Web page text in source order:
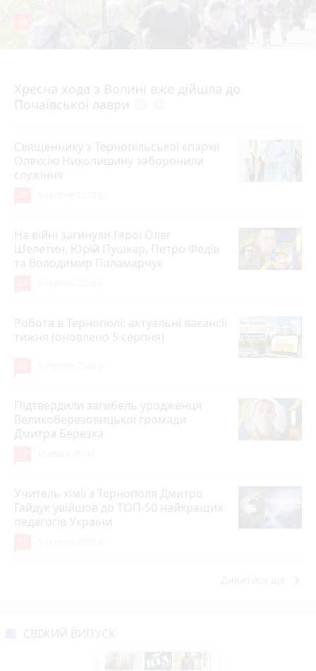
Хресна хода з Волині вже дійшла до
Почаївської лаври
Священнику з Тернопільської єпархії
Олексію Николишину заборонили
служіння
На війні загинули Герої Олег
Шелетин, Юрій Пушкар, Петро Федів
та Володимир Паламарчук
Робота в Тернополі: актуальні вакансії
тижня (оновлено 5 серпня)
Підтвердили загибель уродженця
Великоберезовицької громади
Дмитра Березка
Учитель хімії з Тернополя Дмитро
Гайдук увійшов до ТОП-50 найкращих
педагогів України